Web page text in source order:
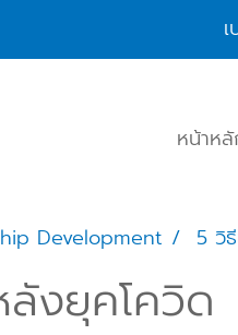
หน้าห
Development 5 วิ
งยุคโควิด